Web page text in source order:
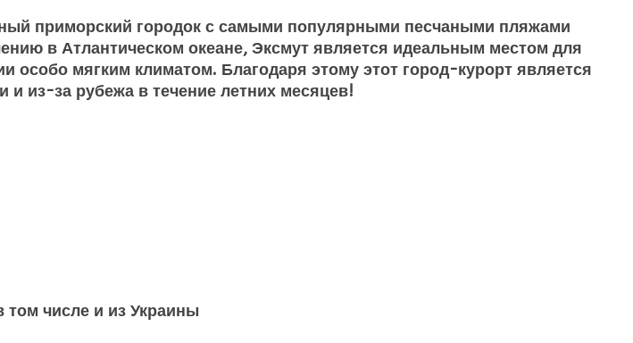
приморский городок с самыми популярными песчаными пляжами
в Атлантическом океане, Эксмут является идеальным местом для
особо мягким климатом. Благодаря этому этот город-курорт является
из-за рубежа в течение летних месяцев!
числе и из Украины